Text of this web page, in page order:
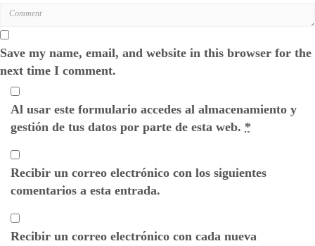
Save my name, email, and website in this browser for the
next time I comment.
Al usar este formulario accedes al almacenamiento y
gestión de tus datos por parte de esta web. *
Recibir un correo electrónico con los siguientes
comentarios a esta entrada.
Recibir un correo electrónico con cada nueva